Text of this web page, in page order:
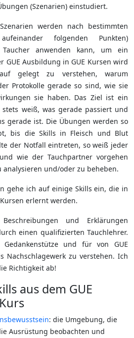
(Szenarien) einstudiert.
werden nach bestimmten
folgenden Punkten)
anwenden kann, um ein
GUE Ausbildung in GUE Kursen wird
gelegt zu verstehen, warum
Protokolle gerade so sind, wie sie
sie haben. Das Ziel ist ein
stets weiß, was gerade passiert und
gerade ist. Die Übungen werden so
bis die Skills in Fleisch und Blut
der Notfall eintreten, so weiß jeder
wie der Tauchpartner vorgehen
analysieren und/oder zu beheben.
gehe ich auf einige Skills ein, die in
erlernt werden.
und Erklärungen
einen qualifizierten Tauchlehrer.
und für von GUE
Nachschlagewerk zu verstehen. Ich
Richtigkeit ab!
aus dem GUE
: die Umgebung, die
Ausrüstung beobachten und